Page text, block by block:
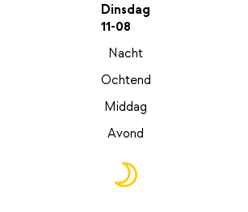
Dinsdag
11-08
Nacht
Ochtend
Middag
Avond